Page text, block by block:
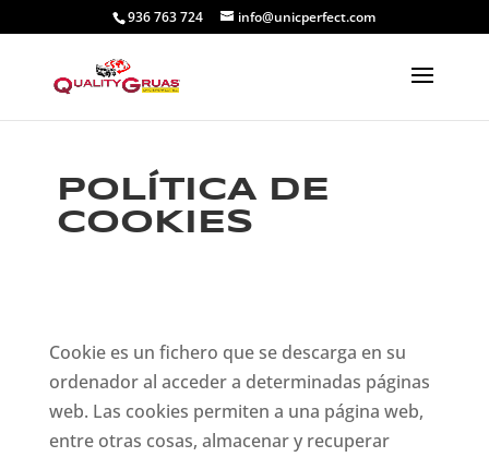
936 763 724 info@unicperfect.com
POLÍTICA DE
COOKIES
Cookie es un fichero que se descarga en su
ordenador al acceder a determinadas páginas
web. Las cookies permiten a una página web,
entre otras cosas, almacenar y recuperar